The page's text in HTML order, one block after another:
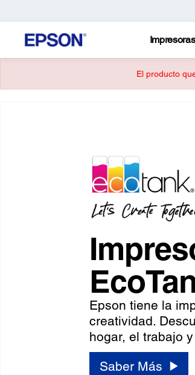
Impresoras
El producto
Epson tiene la
creatividad.
hogar, el trabajo
Saber Más